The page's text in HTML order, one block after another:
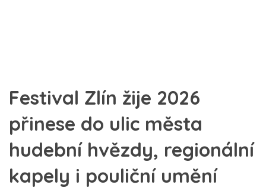
Festival Zlín žije 2026
přinese do ulic města
hudební hvězdy, regionální
kapely i pouliční umění